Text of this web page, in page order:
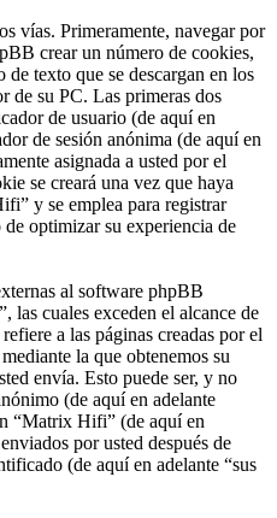
vías. Primeramente, navegar por
crear un número de cookies,
texto que se descargan en los
de su PC. Las primeras dos
de usuario (de aquí en
de sesión anónima (de aquí en
asignada a usted por el
se creará una vez que haya
y se emplea para registrar
optimizar su experiencia de
al software phpBB
las cuales exceden el alcance de
a las páginas creadas por el
la que obtenemos su
envía. Esto puede ser, y no
(de aquí en adelante
“Matrix Hifi” (de aquí en
por usted después de
(de aquí en adelante “sus